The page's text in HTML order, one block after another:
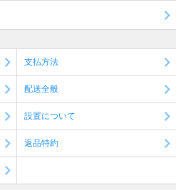
支払方法
配送全般
設置について
返品特約